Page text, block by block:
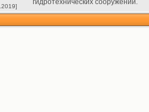
гидротехнических сооружений.